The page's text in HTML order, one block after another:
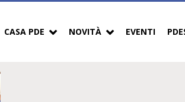
CASA PDE NOVITÀ EVENTI